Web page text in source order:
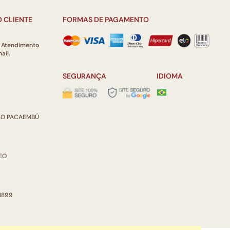
CLIENTE
Atendimento
PACAEMBÚ
FORMAS DE PAGAMENTO
SEGURANÇA IDIOMA